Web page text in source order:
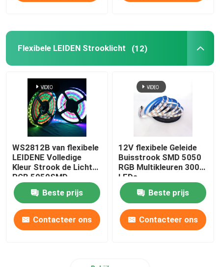
Onder Planken LEIDENE Verlichting
LEIDEN Spoor Licht Spoor
geleid aluminiumprofiel
geleid lineair het hangen licht
Het Acrylcomité van LGP
Flexibele LEIDEN Strooklicht (12)
WS2812B van flexibele
LEIDENE Volledige
Kleur Strook de Lichte
RGB 5050SMD
Individuele
Adresseerbare 16.4FT
60Pixels/M 300Pixels
Zwarte PCB
Beste prijs
Contacteer ons
12V flexibele Geleide
Buisstrook SMD 5050
RGB Multikleuren 300
LEDs
Beste prijs
Contacteer ons